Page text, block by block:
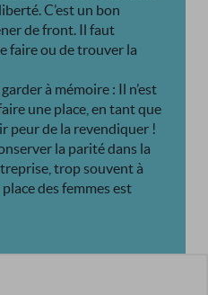
C’est un bon
de front. Il faut
faire ou de trouver la
à mémoire : Il n’est
une place, en tant que
peur de la revendiquer !
la parité dans la
trop souvent à
des femmes est